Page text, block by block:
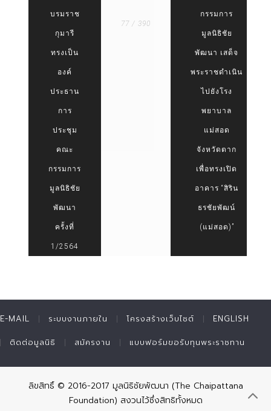
บรมราช
กุมารี
ทรงเป็น
องค์
ประธาน
การ
ประชุม
คณะ
กรรมการ
มูลนิธิชัย
พัฒนา
ครั้งที่
1/2564
77 / 390
กรรมการ
มูลนิธิชัย
พัฒนา เสด็จ
พระราชดำเนิน
ไปยังโรง
พยาบาล
แม่สอด
จังหวัดตาก
เพื่อทรงเปิด
อาคาร “สิริน
ธรชัยพัฒน์
(แม่สอด)”
E-MAIL ระบบงานภายใน โครงสร้างเว็บไซต์ ENGLISH
ติดต่อมูลนิธิ สมัครงาน แบบฟอร์มขอรับทุนพระราชทาน
ลิขสิทธิ์ © 2016-2017 มูลนิธิชัยพัฒนา (The Chaipattana
Foundation) สงวนไว้ซึ่งสิทธิทั้งหมด